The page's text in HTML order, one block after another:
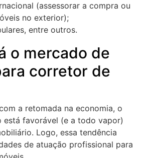
(assessorar a compra ou
no exterior);
entre outros.
o mercado de
corretor de
a retomada na economia, o
está favorável (e a todo vapor)
Logo, essa tendência
de atuação profissional para